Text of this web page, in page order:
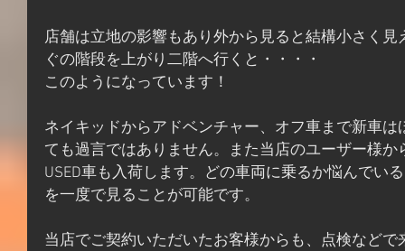
店舗は立地の影響もあり外から見ると結構小さく
ぐの階段を上がり二階へ行くと・・・・
このようになっています！
ネイキッドからアドベンチャー、オフ車まで新車
ても過言ではありません。また当店のユーザー様
USED車も入荷します。どの車両に乗るか悩んでい
を一度で見ることが可能です。
当店でご契約いただいたお客様からも、点検など